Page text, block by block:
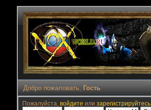
Добро пожаловать, Гость
Пожалуйста, войдите или зарегистрируйтесь.